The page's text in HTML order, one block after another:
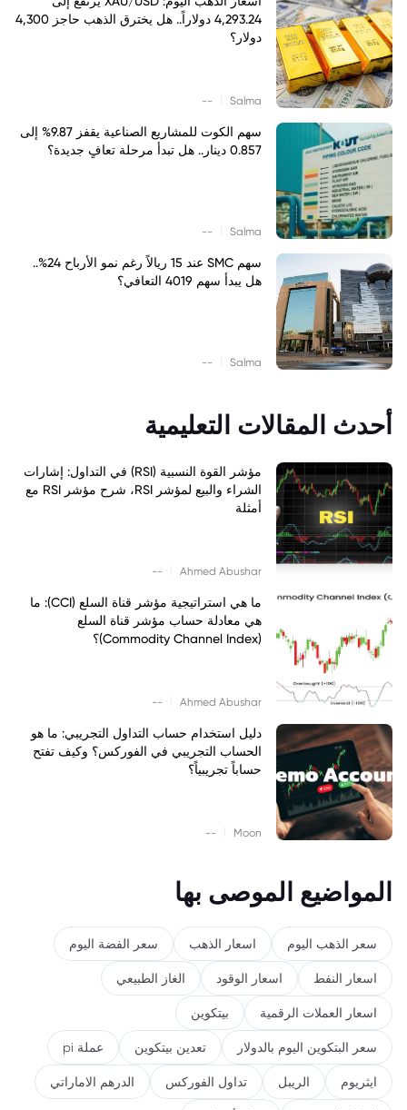
4,293.24 دولاراً.. هل يخترق الذهب حاجز 4,300
دولار؟
Salma
--
سهم الكوت للمشاريع الصناعية يقفز 9.87% إلى
0.857 دينار.. هل تبدأ مرحلة تعافٍ جديدة؟
Salma
--
سهم SMC عند 15 ريالاً رغم نمو الأرباح 24%..
هل يبدأ سهم 4019 التعافي؟
Salma
--
أحدث المقالات التعليمية
مؤشر القوة النسبية (RSI) في التداول: إشارات
الشراء والبيع لمؤشر RSI، شرح مؤشر RSI مع
أمثلة
Ahmed Abushar
--
ما هي استراتيجية مؤشر قناة السلع (CCI): ما
هي معادلة حساب مؤشر قناة السلع
(Commodity Channel Index)؟
Ahmed Abushar
--
دليل استخدام حساب التداول التجريبي: ما هو
الحساب التجريبي في الفوركس؟ وكيف تفتح
حساباً تجريبياً؟
Moon
--
المواضيع الموصى بها
سعر الذهب اليوم اسعار الذهب سعر الفضة اليوم
اسعار النفط اسعار الوقود الغاز الطبيعي
اسعار العملات الرقمية بيتكوين
سعر البتكوين اليوم بالدولار تعدين بيتكوين عملة pi
ايثريوم الريبل تداول الفوركس الدرهم الاماراتي